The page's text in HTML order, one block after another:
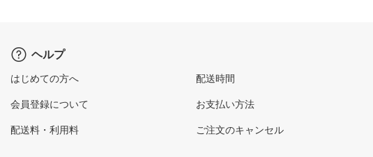
ヘルプ
はじめての方へ
会員登録について
配送料・利用料
配送時間
お支払い方法
ご注文のキャンセル